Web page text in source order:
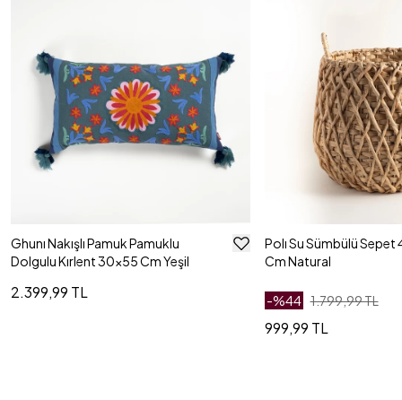
Ghunı Nakışlı Pamuk Pamuklu
Dolgulu Kırlent 30x55 Cm Yeşil
2.399,99 TL
Polı Su Sümbülü
Cm Natural
-%44 1.799,99 TL
999,99 TL